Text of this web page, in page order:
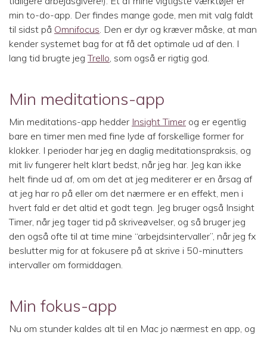
min to-do-app. Der findes mange gode, men mit valg faldt
til sidst på Omnifocus. Den er dyr og kræver måske, at man
kender systemet bag for at få det optimale ud af den. I
lang tid brugte jegTrello, som også er rigtig god.
Min meditations-app
Min meditations-app hedder Insight Timer og er egentlig
bare en timer men med fine lyde af forskellige former for
klokker. I perioder har jeg en daglig meditationspraksis, og
mit liv fungerer helt klart bedst, når jeg har. Jeg kan ikke
helt finde ud af, om om det at jeg mediterer er en årsag af
at jeg har ro på eller om det nærmere er en effekt, men i
hvert fald er det altid et godt tegn. Jeg bruger også Insight
Timer, når jeg tager tid på skriveøvelser, og så bruger jeg
den også ofte til at time mine “arbejdsintervaller”, når jeg fx
beslutter mig for at fokusere på at skrive i 50-minutters
intervaller om formiddagen.
Min fokus-app
Nu om stunder kaldes alt til en Mac jo nærmest en app, og